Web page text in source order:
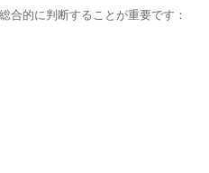
合的に判断することが重要です：